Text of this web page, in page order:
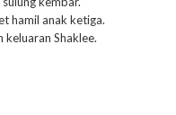
hamil anak ketiga.
keluaran Shaklee.